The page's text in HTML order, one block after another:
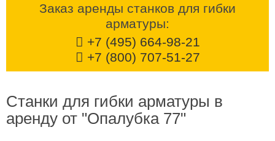
Заказ аренды станков для гибки
арматуры:
+7 (495) 664-98-21
+7 (800) 707-51-27
Станки для гибки арматуры в
аренду от "Опалубка 77"